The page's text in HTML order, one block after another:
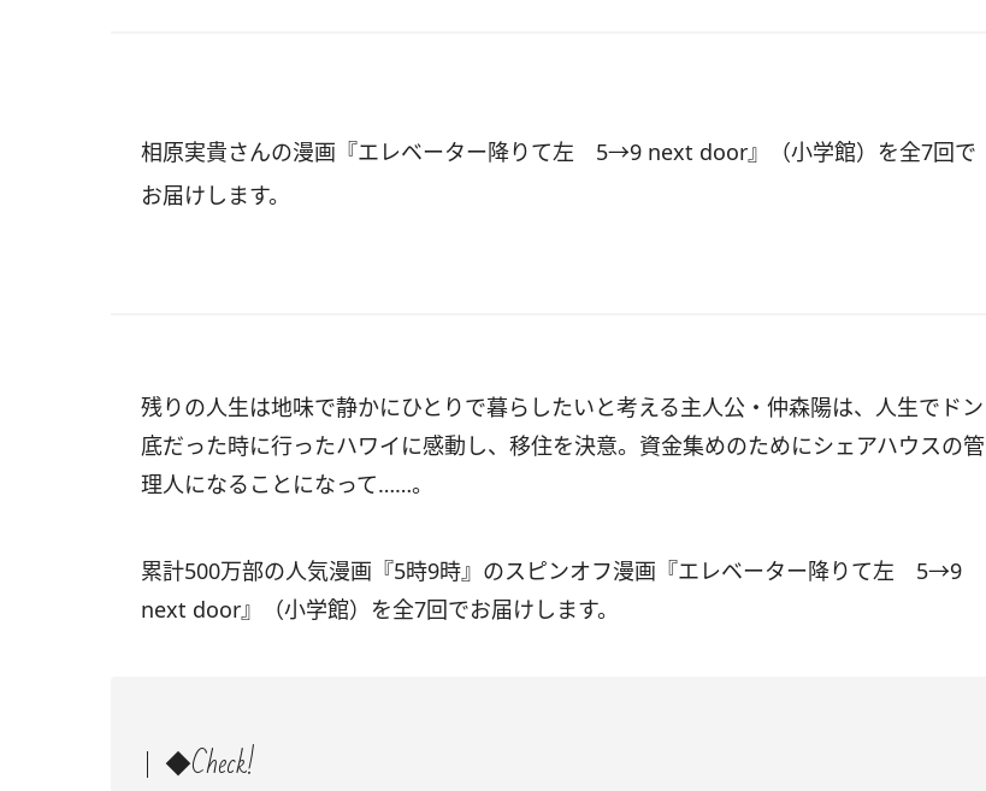
相原実貴さんの漫画『エレベーター降りて左 5→9 next door』（小学館）を全7回で
お届けします。
残りの人生は地味で静かにひとりで暮らしたいと考える主人公・仲森陽は、人生でドン
底だった時に行ったハワイに感動し、移住を決意。資金集めのためにシェアハウスの管
理人になることになって……。
累計500万部の人気漫画『5時9時』のスピンオフ漫画 『エレベーター降りて左 5→9
next door』（小学館）を全7回でお届けします。
◆Check!